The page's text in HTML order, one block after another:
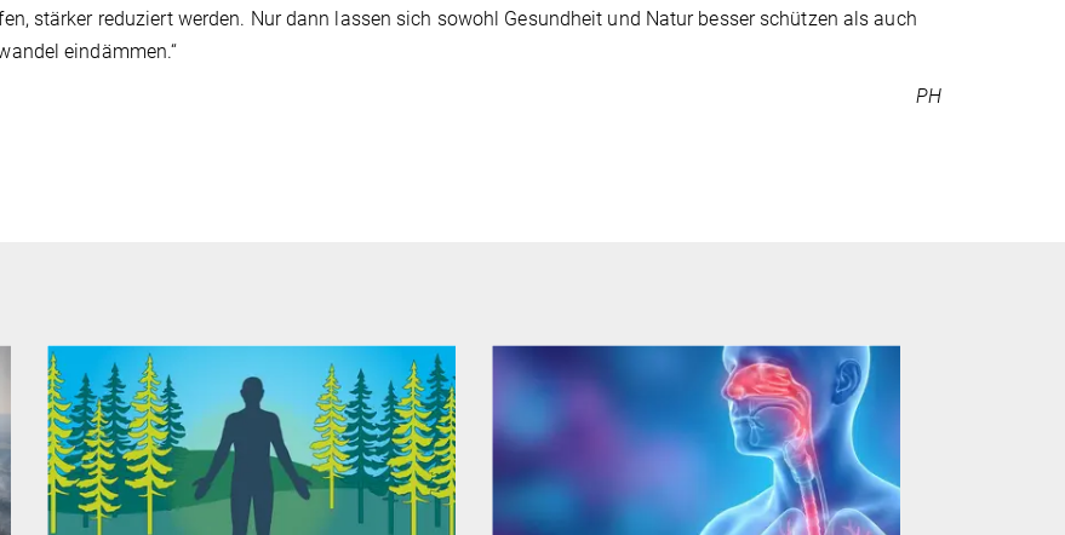
stärker reduziert werden. Nur dann lassen sich sowohl Gesundheit und Natur besser schützen als auch
eindämmen.“
PH